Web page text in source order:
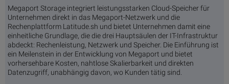
Megaport Storage integriert leistungsstarken Cloud-Speicher für
Unternehmen direkt in das Megaport-Netzwerk und die
Rechenplattform Latitude.sh und bietet Unternehmen damit eine
einheitliche Grundlage, die die drei Hauptsäulen der IT-Infrastruktur
abdeckt: Rechenleistung, Netzwerk und Speicher. Die Einführung ist
ein Meilenstein in der Entwicklung von Megaport und bietet
vorhersehbare Kosten, nahtlose Skalierbarkeit und direkten
Datenzugriff, unabhängig davon, wo Kunden tätig sind.